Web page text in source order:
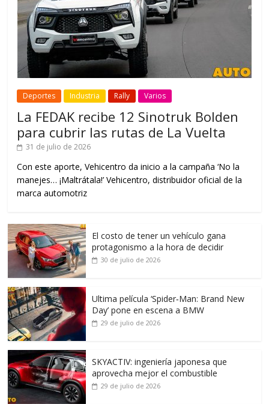
Deportes Industria Rally Varios
La FEDAK recibe 12 Sinotruk Bolden
para cubrir las rutas de La Vuelta
31 de julio de 2026
Con este aporte, Vehicentro da inicio a la campaña ‘No la
manejes… ¡Maltrátala!’ Vehicentro, distribuidor oficial de la
marca automotriz
El costo de tener un vehículo gana
protagonismo a la hora de decidir
30 de julio de 2026
Ultima película ‘Spider‑Man: Brand New
Day’ pone en escena a BMW
29 de julio de 2026
SKYACTIV: ingeniería japonesa que
aprovecha mejor el combustible
29 de julio de 2026